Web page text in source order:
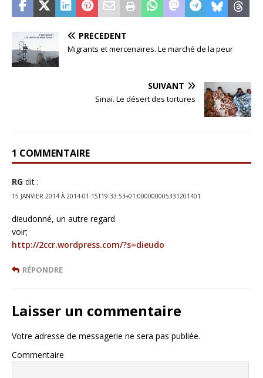
PRÉCÉDENT
Migrants et mercenaires. Le marché de la peur
SUIVANT
Sinaï. Le désert des tortures
1 COMMENTAIRE
RG dit :
15 JANVIER 2014 À 2014-01-15T19:33:53+01:000000005331201401
dieudonné, un autre regard
voir;
http://2ccr.wordpress.com/?s=dieudo
RÉPONDRE
Laisser un commentaire
Votre adresse de messagerie ne sera pas publiée.
Commentaire